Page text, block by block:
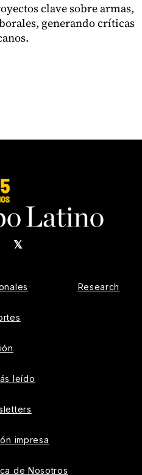
clave sobre armas,
generando críticas
𝕏
leído
impresa
de Nosotros
Research